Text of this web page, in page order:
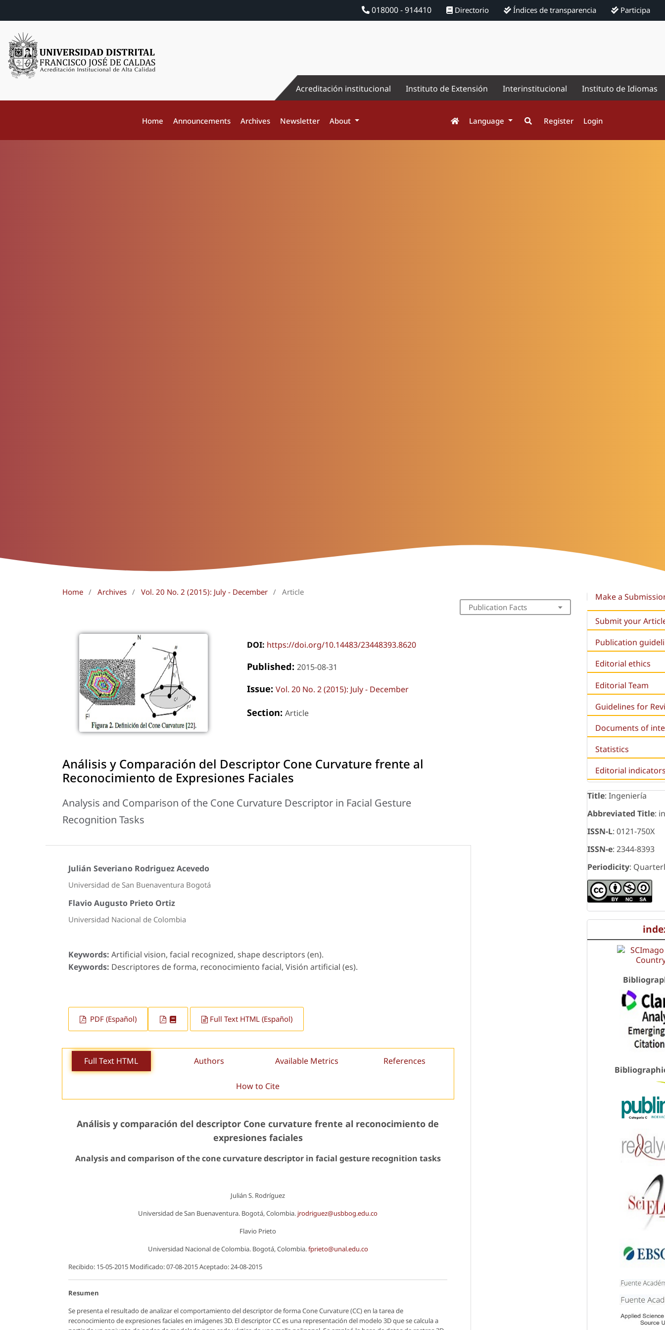
018000 - 914410 Directorio Índices de transparencia Participa
Acreditación institucional Instituto de Extensión Interinstitucional Instituto de Idiomas
Home Announcements Archives Newsletter About Language Register Login
Home / Archives / Vol. 20 No. 2 (2015): July - December / Article
DOI: https://doi.org/10.14483/23448393.8620
Published: 2015-08-31
Issue: Vol. 20 No. 2 (2015): July - December
Section: Article
Análisis y Comparación del Descriptor Cone Curvature frente al
Reconocimiento de Expresiones Faciales
Analysis and Comparison of the Cone Curvature Descriptor in Facial Gesture
Recognition Tasks
Julián Severiano Rodriguez Acevedo
Universidad de San Buenaventura Bogotá
Flavio Augusto Prieto Ortiz
Universidad Nacional de Colombia
Keywords: Artificial vision, facial recognized, shape descriptors (en).
Keywords: Descriptores de forma, reconocimiento facial, Visión artificial (es).
PDF (Español) Full Text HTML (Español)
Full Text HTML Authors Available Metrics References
How to Cite
Análisis y comparación del descriptor Cone curvature frente al reconocimiento de
expresiones faciales
Analysis and comparison of the cone curvature descriptor in facial gesture recognition tasks
Julián S. Rodríguez
Universidad de San Buenaventura. Bogotá, Colombia. jrodriguez@usbbog.edu.co
Flavio Prieto
Universidad Nacional de Colombia. Bogotá, Colombia.fprieto@unal.edu.co
Recibido: 15-05-2015 Modificado: 07-08-2015 Aceptado: 24-08-2015
Resumen
Se presenta el resultado de analizar el comportamiento del descriptor de formaCone Curvature(CC) en la tarea de
reconocimiento de expresiones faciales en imágenes 3D. El descriptor CC es una representación del modelo 3D que se calcula a
Publication Facts
Make a
Submit your
Publication
Editorial ethics
Editorial Team
Guidelines for
Documents of
Statistics
Editorial
Title: Ingeniería
Abbreviated Title:
ISSN-L: 0121-750X
ISSN-e: 2344-8393
Periodicity: